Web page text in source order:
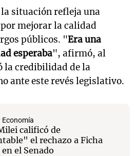
situación refleja una
mejorar la calidad
públicos. "Era una
esperaba", afirmó, al
la credibilidad de la
ante este revés legislativo.
Economía
calificó de
el rechazo a Ficha
el Senado